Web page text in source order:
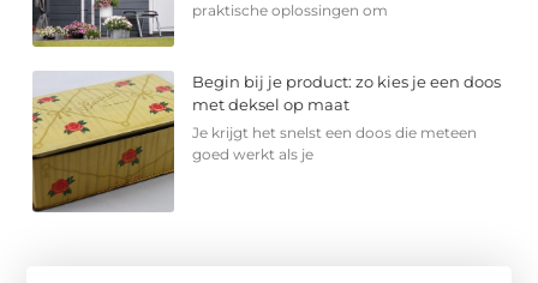
praktische oplossingen om
Begin bij je product: zo kies je een doos
met deksel op maat
Je krijgt het snelst een doos die meteen
goed werkt als je